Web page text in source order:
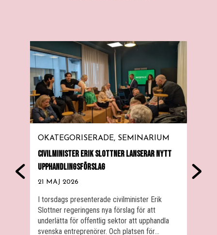
OKATEGORISERADE SEMINARIUM
CIVILMINISTER ERIK SLOTTNER LANSERAR NYTT
UPPHANDLINGSFÖRSLAG
21 MAJ 2026
I torsdags presenterade civilminister Erik
Slottner regeringens nya förslag för att
underlätta för offentlig sektor att upphandla
svenska entreprenörer. Och platsen för